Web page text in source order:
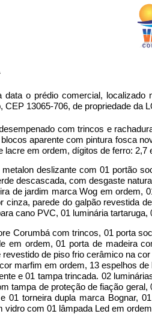
data o prédio comercial,
CEP 13065-706, de propriedade da
com trincos e
aparente com pintura fosca
lacre em ordem, dígitos de ferro:
deslizante com 01 portão
descascada, com desgaste
de jardim marca Wog em ordem,
cinza, parede do galpão revestida
cano PVC, 01 luminária
Corumbá com trincos, 01 porta
em ordem, 01 porta de madeira
de piso frio cerâmico na
marfim em ordem, 13 espelhos
e 01 tampa trincada. 02
tampa de proteção de fiação
01 torneira dupla marca Bognar,
vidro com 01 lâmpada Led em